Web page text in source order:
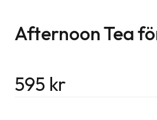
Afternoon Tea
595 kr